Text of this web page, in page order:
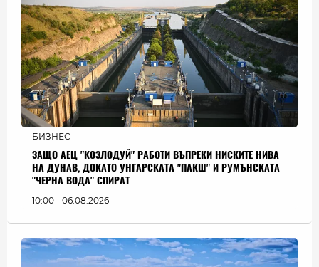
БИЗНЕС
ЗАЩО АЕЦ "КОЗЛОДУЙ" РАБОТИ ВЪПРЕКИ НИСКИТЕ НИВА
НА ДУНАВ, ДОКАТО УНГАРСКАТА "ПАКШ" И РУМЪНСКАТА
"ЧЕРНА ВОДА" СПИРАТ
10:00 - 06.08.2026